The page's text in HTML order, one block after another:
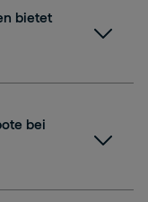
bietet
bei